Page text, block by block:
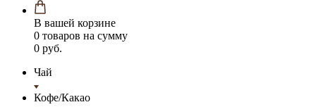
В вашей корзине
0 товаров на сумму
0 руб.
Чай
Кофе/Какао